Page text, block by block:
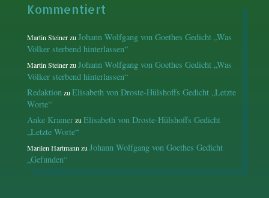
Kommentiert
Martin SteinerzuJohann Wolfgang von Goethes Gedicht „Was
Völker sterbend hinterlassen“
Martin SteinerzuJohann Wolfgang von Goethes Gedicht „Was
Völker sterbend hinterlassen“
RedaktionzuElisabeth von Droste-Hülshoffs Gedicht „Letzte
Worte“
Anke KramerzuElisabeth von Droste-Hülshoffs Gedicht
„Letzte Worte“
Marilen HartmannzuJohann Wolfgang von Goethes Gedicht
„Gefunden“